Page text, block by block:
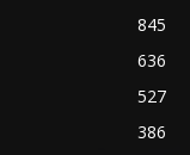
845
636
527
386